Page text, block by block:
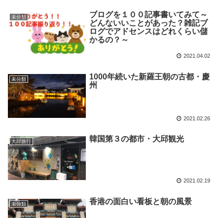
未分類
ブログを１００記事書いてみて～
どんないいことがあった？雑記ブ
ログでアドセンスはどれくらい儲
かるの？～
2021.04.02
未分類
1000年続いた新羅王朝の古都・慶
州
2021.02.26
大邱旅行 韓国第３の都市・大邱観光
2021.02.19
未分類 香港の面白い看板と朝の風景